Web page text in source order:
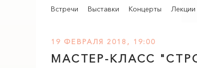
Встречи Выставки Концерты Лекции
19 ФЕВРАЛЯ 2018, 19:00
МАСТЕР-КЛАСС